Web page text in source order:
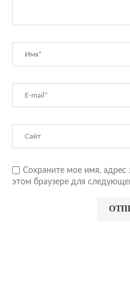
Сохраните мое имя, адрес
этом браузере для